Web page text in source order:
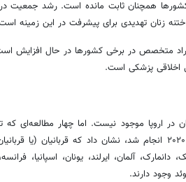
همچنان ثابت مانده است. رشد جمعیت
زنان تهدیدی برای پیشرفت در این زمینه
متخصص در برخی کشورها در حال افزایش
اخلاقی پزشکی است.
در اروپا موجود نیست. اما چهار مطالعه‌ای که
دانمارک، آلمان، ایرلند، یونان، اسپانیا،
وجود دارند.